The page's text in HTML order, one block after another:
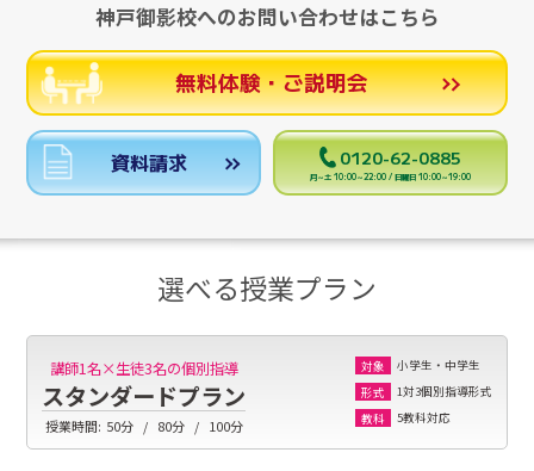
神戸御影校へのお問い合わせはこちら
無料体験・ご説明会
資料請求 0120-62-0885
月～土 10:00～22:00 / 日曜日 10:00～19:00
選べる授業プラン
講師1名×生徒3名の個別指導
スタンダードプラン
授業時間: 50分 80分 100分
対象
小学生・中学生
形式
1対3個別指導形式
教科
5教科対応